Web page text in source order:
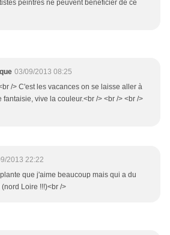
peintres ne peuvent bénéficier de ce
03/09/2013 08:25
/> C'est les vacances on se laisse aller à
fantaisie, vive la couleur.<br /> <br /> <br />
2013 22:22
que j'aime beaucoup mais qui a du
Loire !!!)<br />